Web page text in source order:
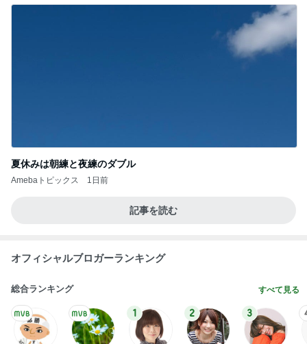
夏休みは朝練と夜練のダブル
Amebaトピックス 1日前
記事を読む
オフィシャルブロガーランキング
総合ランキング すべて見る
1 2 3